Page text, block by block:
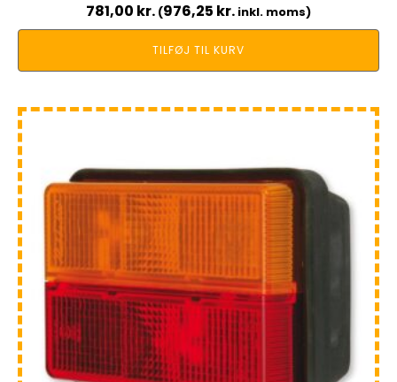
781,00 kr. (976,25 kr. inkl. moms)
TILFØJ TIL KURV